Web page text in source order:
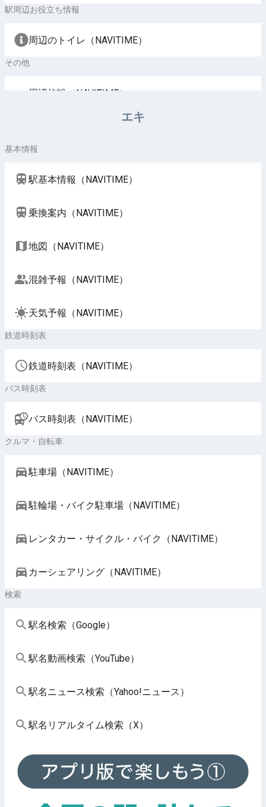
駅周辺お役立ち情報
周辺のトイレ（NAVITIME）
その他
周辺施設（NAVITIME）
エキ
基本情報
駅基本情報（NAVITIME）
乗換案内（NAVITIME）
地図（NAVITIME）
混雑予報（NAVITIME）
天気予報（NAVITIME）
鉄道時刻表
鉄道時刻表（NAVITIME）
バス時刻表
バス時刻表（NAVITIME）
クルマ・自転車
駐車場（NAVITIME）
駐輪場・バイク駐車場（NAVITIME）
レンタカー・サイクル・バイク（NAVITIME）
カーシェアリング（NAVITIME）
検索
駅名検索（Google）
駅名動画検索（YouTube）
駅名ニュース検索（Yahoo!ニュース）
駅名リアルタイム検索（X）